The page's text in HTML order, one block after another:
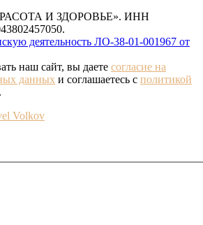
И ЗДОРОВЬЕ». ИНН
деятельность ЛО-38-01-001967 от
наш сайт, вы даете согласие на
данных и соглашаетесь с политикой
.
Volkov